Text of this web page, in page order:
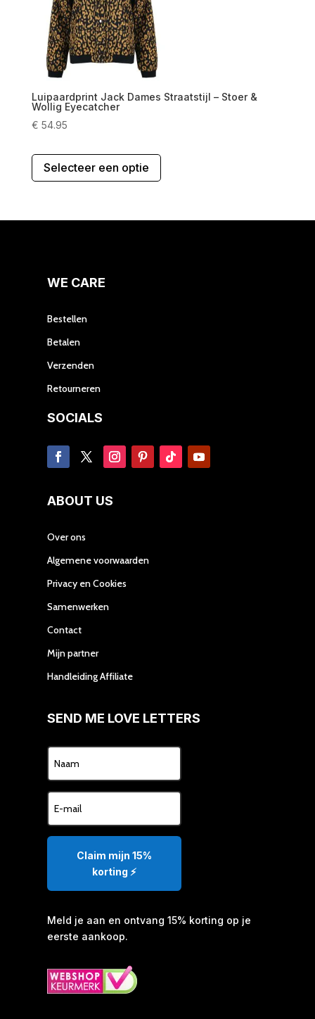
Luipaardprint Jack Dames Straatstijl – Stoer &
Wollig Eyecatcher
€ 54.95
Selecteer een optie
heeft
WE CARE
Bestellen
Betalen
Verzenden
Retourneren
SOCIALS
ABOUT US
Over ons
Algemene voorwaarden
Privacy en Cookies
Samenwerken
Contact
Mijn partner
Handleiding Affiliate
SEND ME LOVE LETTERS
Claim mijn 15%
korting ⚡️
Meld je aan en ontvang 15% korting op je
eerste aankoop.